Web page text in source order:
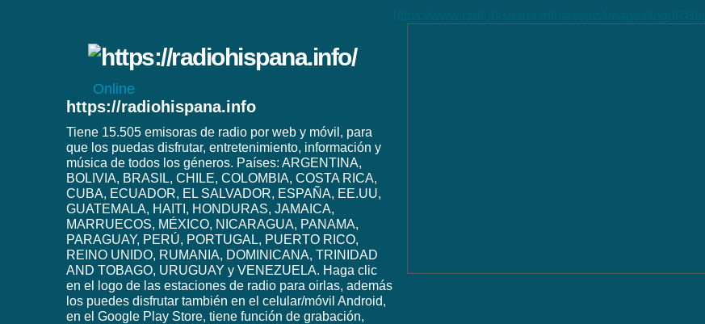
Online
https://radiohispana.info
Tiene 15.505 emisoras de radio por web y móvil, para
que los puedas disfrutar, entretenimiento, información y
música de todos los géneros. Países: ARGENTINA,
BOLIVIA, BRASIL, CHILE, COLOMBIA, COSTA RICA,
CUBA, ECUADOR, EL SALVADOR, ESPAÑA, EE.UU,
GUATEMALA, HAITI, HONDURAS, JAMAICA,
MARRUECOS, MÉXICO, NICARAGUA, PANAMA,
PARAGUAY, PERÚ, PORTUGAL, PUERTO RICO,
REINO UNIDO, RUMANIA, DOMINICANA, TRINIDAD
AND TOBAGO, URUGUAY y VENEZUELA. Haga clic
en el logo de las estaciones de radio para oirlas, además
los puedes disfrutar también en el celular/móvil Android,
en el Google Play Store, tiene función de grabación,